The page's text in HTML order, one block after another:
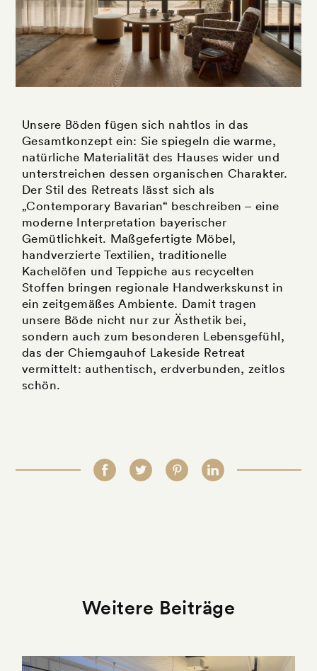
Unsere Böden fügen sich nahtlos in das
Gesamtkonzept ein: Sie spiegeln die warme,
natürliche Materialität des Hauses wider und
unterstreichen dessen organischen Charakter.
Der Stil des Retreats lässt sich als
„Contemporary Bavarian“ beschreiben – eine
moderne Interpretation bayerischer
Gemütlichkeit. Maßgefertigte Möbel,
handverzierte Textilien, traditionelle
Kachelöfen und Teppiche aus recycelten
Stoffen bringen regionale Handwerkskunst in
ein zeitgemäßes Ambiente. Damit tragen
unsere Böde nicht nur zur Ästhetik bei,
sondern auch zum besonderen Lebensgefühl,
das der Chiemgauhof Lakeside Retreat
vermittelt: authentisch, erdverbunden, zeitlos
schön.
Weitere Beiträge